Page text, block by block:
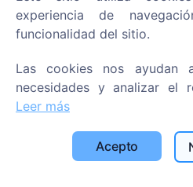
¡Operamos en
© 2013 - 2026 Cemety Todos
Política de
experiencia de
funcionalidad del sitio.
Las cookies nos ayudan
necesidades y analizar el
Leer más
Acepto